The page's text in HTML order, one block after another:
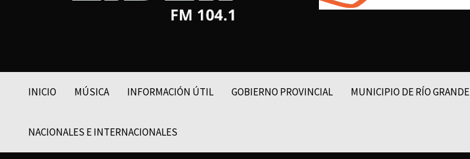
FM LIDER 104.1
INICIO MÚSICA INFORMACIÓN ÚTIL GOBIERNO PROVINCIAL MUNICIPIO DE RÍO GRANDE
NACIONALES E INTERNACIONALES